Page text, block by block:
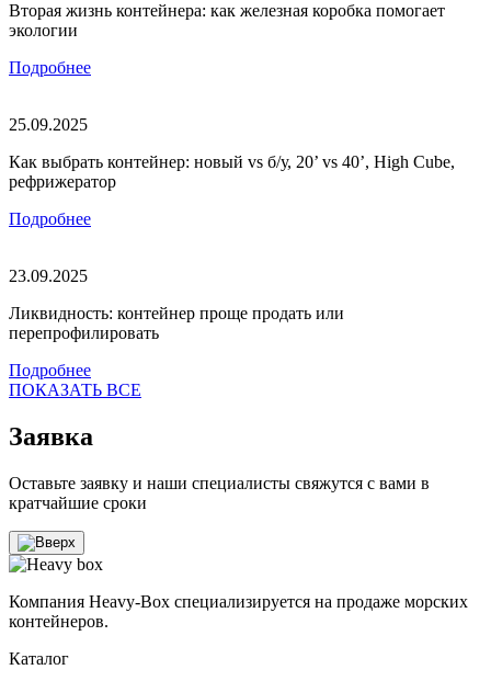
Вторая жизнь контейнера: как железная коробка помогает
экологии
Подробнее
25.09.2025
Как выбрать контейнер: новый vs б/у, 20’ vs 40’, High Cube,
рефрижератор
Подробнее
23.09.2025
Ликвидность: контейнер проще продать или
перепрофилировать
Подробнее
ПОКАЗАТЬ ВСЕ
Заявка
Оставьте заявку и наши специалисты свяжутся с вами в
кратчайшие сроки
Компания Heavy-Box специализируется на продаже морских
контейнеров.
Каталог